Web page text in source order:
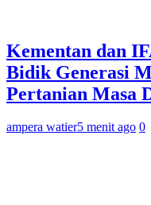
Kementan dan
Bidik Generasi
Pertanian Masa
ampera watier5 menit ago 0